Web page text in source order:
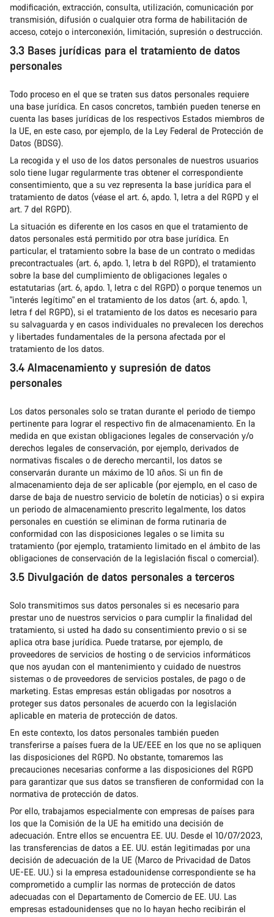
modificación, extracción, consulta, utilización, comunicación por
transmisión, difusión o cualquier otra forma de habilitación de
acceso, cotejo o interconexión, limitación, supresión o destrucción.
3.3 Bases jurídicas para el tratamiento de datos
personales
Todo proceso en el que se traten sus datos personales requiere
una base jurídica. En casos concretos, también pueden tenerse en
cuenta las bases jurídicas de los respectivos Estados miembros de
la UE, en este caso, por ejemplo, de la Ley Federal de Protección de
Datos (BDSG).
La recogida y el uso de los datos personales de nuestros usuarios
solo tiene lugar regularmente tras obtener el correspondiente
consentimiento, que a su vez representa la base jurídica para el
tratamiento de datos (véase el art. 6, apdo. 1, letra a del RGPD y el
art. 7 del RGPD).
La situación es diferente en los casos en que el tratamiento de
datos personales está permitido por otra base jurídica. En
particular, el tratamiento sobre la base de un contrato o medidas
precontractuales (art. 6, apdo. 1, letra b del RGPD), el tratamiento
sobre la base del cumplimiento de obligaciones legales o
estatutarias (art. 6, apdo. 1, letra c del RGPD) o porque tenemos un
"interés legítimo" en el tratamiento de los datos (art. 6, apdo. 1,
letra f del RGPD), si el tratamiento de los datos es necesario para
su salvaguarda y en casos individuales no prevalecen los derechos
y libertades fundamentales de la persona afectada por el
tratamiento de los datos.
3.4 Almacenamiento y supresión de datos
personales
Los datos personales solo se tratan durante el periodo de tiempo
pertinente para lograr el respectivo fin de almacenamiento. En la
medida en que existan obligaciones legales de conservación y/o
derechos legales de conservación, por ejemplo, derivados de
normativas fiscales o de derecho mercantil, los datos se
conservarán durante un máximo de 10 años. Si un fin de
almacenamiento deja de ser aplicable (por ejemplo, en el caso de
darse de baja de nuestro servicio de boletín de noticias) o si expira
un periodo de almacenamiento prescrito legalmente, los datos
personales en cuestión se eliminan de forma rutinaria de
conformidad con las disposiciones legales o se limita su
tratamiento (por ejemplo, tratamiento limitado en el ámbito de las
obligaciones de conservación de la legislación fiscal o comercial).
3.5 Divulgación de datos personales a terceros
Solo transmitimos sus datos personales si es necesario para
prestar uno de nuestros servicios o para cumplir la finalidad del
tratamiento, si usted ha dado su consentimiento previo o si se
aplica otra base jurídica. Puede tratarse, por ejemplo, de
proveedores de servicios de hosting o de servicios informáticos
que nos ayudan con el mantenimiento y cuidado de nuestros
sistemas o de proveedores de servicios postales, de pago o de
marketing. Estas empresas están obligadas por nosotros a
proteger sus datos personales de acuerdo con la legislación
aplicable en materia de protección de datos.
En este contexto, los datos personales también pueden
transferirse a países fuera de la UE/EEE en los que no se apliquen
las disposiciones del RGPD. No obstante, tomaremos las
precauciones necesarias conforme a las disposiciones del RGPD
para garantizar que sus datos se transfieren de conformidad con la
normativa de protección de datos.
Por ello, trabajamos especialmente con empresas de países para
los que la Comisión de la UE ha emitido una decisión de
adecuación. Entre ellos se encuentra EE. UU. Desde el 10/07/2023,
las transferencias de datos a EE. UU. están legitimadas por una
decisión de adecuación de la UE (Marco de Privacidad de Datos
UE-EE. UU.) si la empresa estadounidense correspondiente se ha
comprometido a cumplir las normas de protección de datos
adecuadas con el Departamento de Comercio de EE. UU. Las
empresas estadounidenses que no lo hayan hecho recibirán el